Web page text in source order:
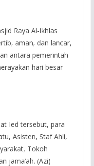
Raya Al-Ikhlas
aman, dan lancar,
antara pemerintah
hari besar
Ied tersebut, para
Asisten, Staf Ahli,
Tokoh
jama’ah. (Azi)